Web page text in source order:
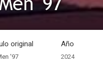
original
'97
Año
2024